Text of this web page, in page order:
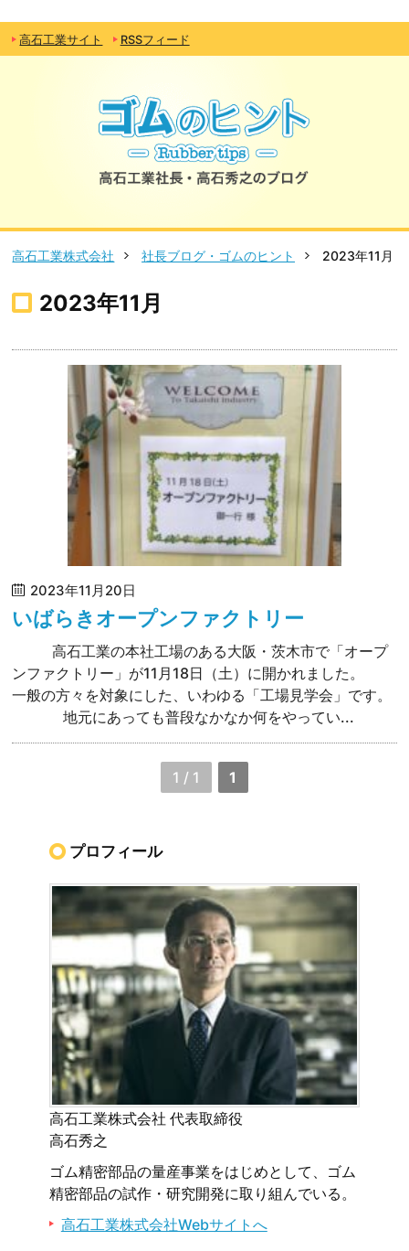
高石工業サイト RSSフィード
高石工業株式会社 社長ブログ・ゴムのヒント 2023年11月
2023年11月
2023年11月20日
いばらきオープンファクトリー
高石工業の本社工場のある大阪・茨木市で「オープ
ンファクトリー」が11月18日（土）に開かれました。
一般の方々を対象にした、いわゆる「工場見学会」です。
地元にあっても普段なかなか何をやってい...
1 / 1 1
プロフィール
高石工業株式会社 代表取締役
高石秀之
ゴム精密部品の量産事業をはじめとして、ゴム
精密部品の試作・研究開発に取り組んでいる。
高石工業株式会社Webサイトへ